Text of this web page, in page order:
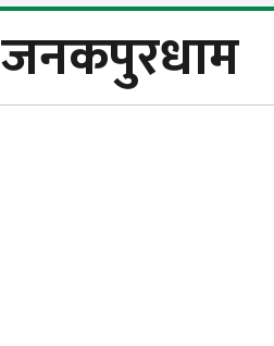
जनकपुरधाम